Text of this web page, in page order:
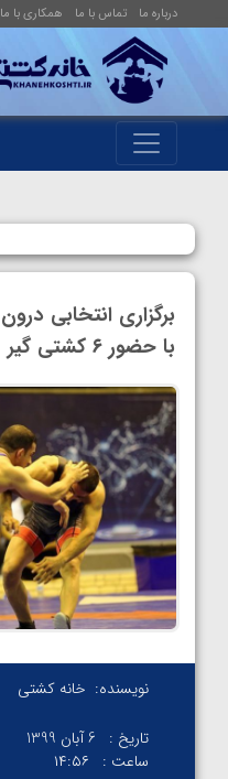
درباره ما تماس با ما همکاری با ما
با حضور ۶ کشتی گیر
نویسنده: خانه کشتی
تاریخ :
6 آبان 1399
ساعت :
۱۴:۵۶